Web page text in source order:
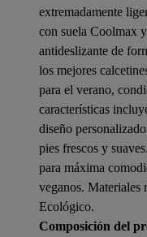
extremadamente
con suela Coolmax
antideslizante de
los mejores
para el verano,
características
diseño
pies frescos y
para máxima
veganos. Materiales
Ecológico.
Composición del